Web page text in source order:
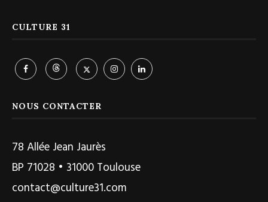
CULTURE 31
NOUS CONTACTER
78 Allée Jean Jaurès
BP 71028 • 31000 Toulouse
contact@culture31.com